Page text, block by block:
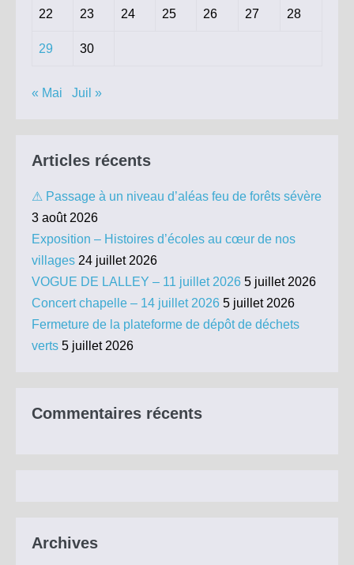
22 23 24 25 26 27 28
29 30
« Mai Juil »
Articles récents
⚠ Passage à un niveau d’aléas feu de forêts sévère
3 août 2026
Exposition – Histoires d’écoles au cœur de nos
villages 24 juillet 2026
VOGUE DE LALLEY – 11 juillet 2026 5 juillet 2026
Concert chapelle – 14 juillet 2026 5 juillet 2026
Fermeture de la plateforme de dépôt de déchets
verts 5 juillet 2026
Commentaires récents
Archives